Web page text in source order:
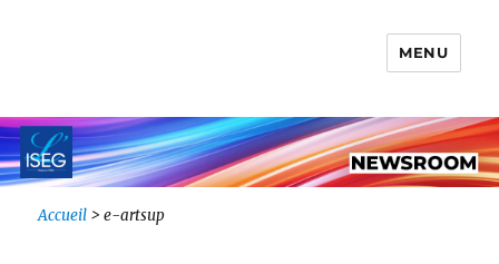
MENU
Accueil >e-artsup